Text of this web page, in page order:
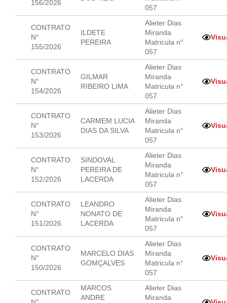
156/2026
057
CONTRATO
N°
155/2026
ILDETE
PEREIRA
Alieter Dias
Miranda
Matricula n°
057
CONTRATO
N°
154/2026
GILMAR
RIBEIRO LIMA
Alieter Dias
Miranda
Matricula n°
057
CONTRATO
N°
153/2026
CARMEM LUCIA
DIAS DA SILVA
Alieter Dias
Miranda
Matricula n°
057
CONTRATO
N°
152/2026
SINDOVAL
PEREIRA DE
LACERDA
Alieter Dias
Miranda
Matricula n°
057
CONTRATO
N°
151/2026
LEANDRO
NONATO DE
LACERDA
Alieter Dias
Miranda
Matricula n°
057
CONTRATO
N°
150/2026
MARCELO DIAS
GOMÇALVES
Alieter Dias
Miranda
Matricula n°
057
CONTRATO
MARCOS
ANDRE
Alieter Dias
Miranda